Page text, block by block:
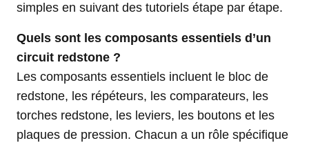
simples en suivant des tutoriels étape par étape.
Quels sont les composants essentiels d’un
circuit redstone ?
Les composants essentiels incluent le bloc de
redstone, les répéteurs, les comparateurs, les
torches redstone, les leviers, les boutons et les
plaques de pression. Chacun a un rôle spécifique